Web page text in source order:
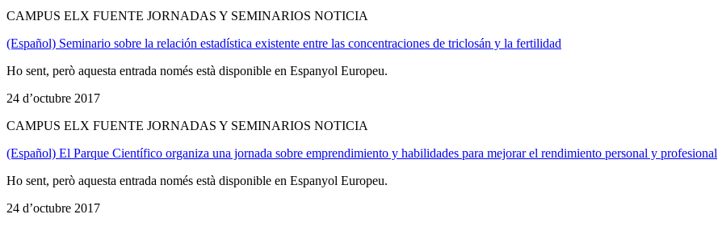
CAMPUS ELX FUENTE JORNADAS Y SEMINARIOS NOTICIA
(Español) Seminario sobre la relación estadística existente entre las concentraciones de triclosán y la fertilidad
Ho sent, però aquesta entrada només està disponible en Espanyol Europeu.
24 d’octubre 2017
CAMPUS ELX FUENTE JORNADAS Y SEMINARIOS NOTICIA
(Español) El Parque Científico organiza una jornada sobre emprendimiento y habilidades para mejorar el rendimiento personal y profesional
Ho sent, però aquesta entrada només està disponible en Espanyol Europeu.
24 d’octubre 2017